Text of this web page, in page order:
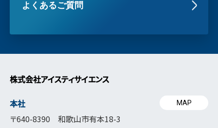
よくあるご質問
株式会社アイスティサイエンス
本社
〒640-8390 和歌山市有本18-3
MAP